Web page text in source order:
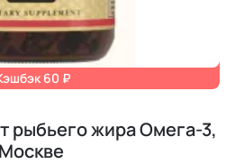
60 ₽
рыбьего жира Омега-3,